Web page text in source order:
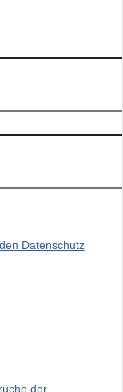
Datenschutz
der